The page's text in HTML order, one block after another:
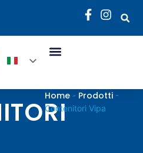
Home- Prodotti-
Contenitori Vipa